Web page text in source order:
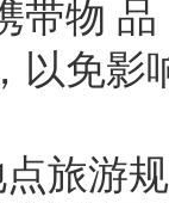
带物
以免影
旅游